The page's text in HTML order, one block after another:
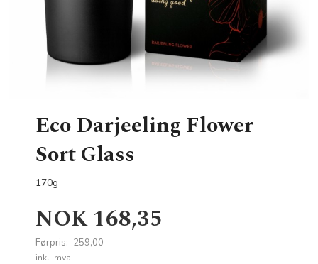
Eco Darjeeling Flower
Sort Glass
170g
Tilbud
NOK168,35
Førpris: 259,00
Rabatt
inkl. mva.